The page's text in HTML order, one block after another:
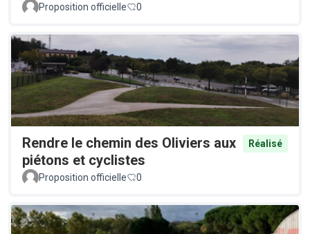
Proposition officielle 0
Rendre le chemin des Oliviers aux
piétons et cyclistes
Réalisé
Proposition officielle 0